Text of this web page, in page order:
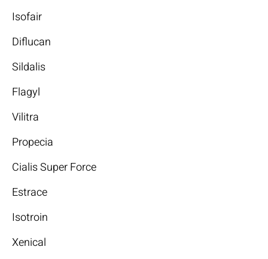
Isofair
Diflucan
Sildalis
Flagyl
Vilitra
Propecia
Cialis Super Force
Estrace
Isotroin
Xenical